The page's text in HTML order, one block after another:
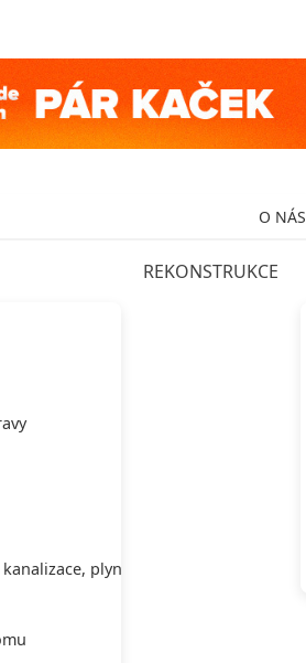
O NÁS
plynu,
REKONSTRUKCE